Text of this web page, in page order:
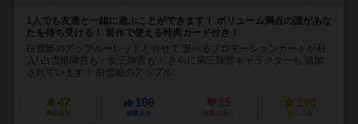
1人でも友達と一緒に遊ぶことができます！ ボリューム満点の謎があな
たを待ち受ける！ 前作で使える特典カード付き！
白雪姫のアップルーレットと合せて 遊べるプロモーションカードが封
入! 白雪姫陣営も・女王陣営も！ さらに第三陣営キャラクターも 追加
されています！ 白雪姫のアップル...
47
興味あり
106
経験あり
15
お気に入り
196
持ってる